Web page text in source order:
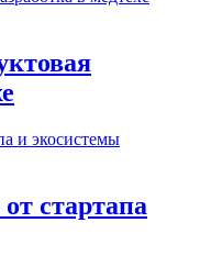
стартапа